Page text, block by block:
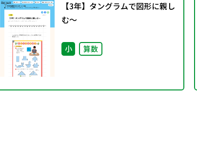
【3年】タングラムで図形に親し
む～
小 算数